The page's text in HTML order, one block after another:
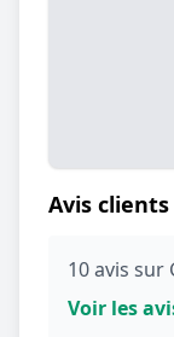
Avis clients
10 avis
Voir les